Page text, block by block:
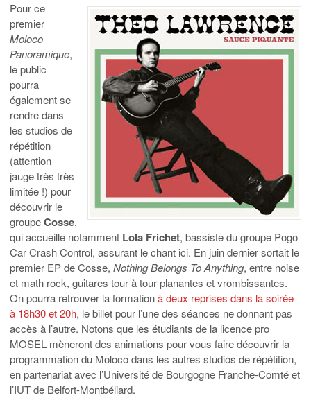
Pour ce
premier
Moloco
Panoramique,
le public
pourra
également se
rendre dans
les studios de
répétition
(attention
jauge très très
limitée !) pour
découvrir le
groupeCosse,
qui accueille notamment Lola Frichet, bassiste du groupe Pogo
Car Crash Control, assurant le chant ici. En juin dernier sortait le
premier EP de Cosse, Nothing Belongs To Anything, entre noise
et math rock, guitares tour à tour planantes et vrombissantes.
On pourra retrouver la formationà deux reprises dans la soirée
à 18h30 et 20h, le billet pour l’une des séances ne donnant pas
accès à l’autre. Notons que les étudiants de la licence pro
MOSEL mèneront des animations pour vous faire découvrir la
programmation du Moloco dans les autres studios de répétition,
en partenariat avec l’Université de Bourgogne Franche-Comté et
l’IUT de Belfort-Montbéliard.